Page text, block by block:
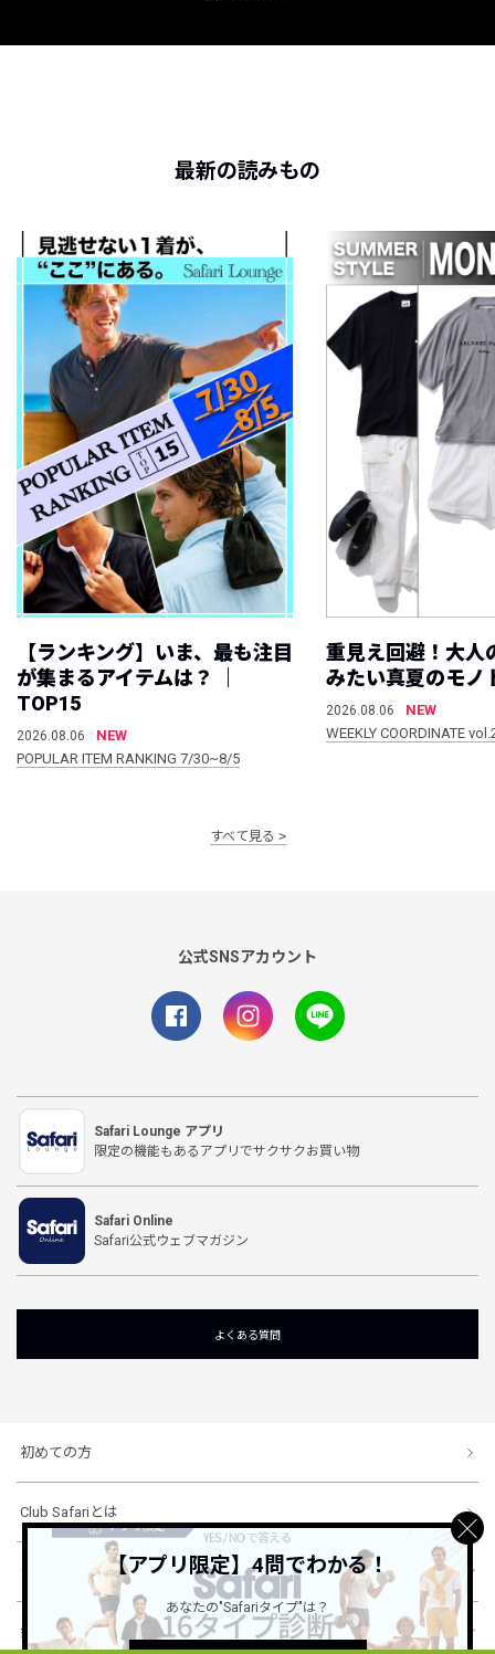
最新の読みもの
【ランキング】いま、最も注目
が集まるアイテムは？ ｜
TOP15
2026.08.06
NEW
POPULAR ITEM RANKING 7/30~8/5
重見え回避！大人
みたい真夏のモノ
2026.08.06
NEW
WEEKLY COORDINATE
すべて見る
公式SNSアカウント
Safari Lounge アプリ
限定の機能もあるアプリでサクサクお買い物
Safari Online
Safari公式ウェブマガジン
よくある質問
初めての方
Club Safariとは
ショッピングガイド
会社概要・規約
【アプリ限定】4問でわかる！
あなたの"Safariタイプ"は？